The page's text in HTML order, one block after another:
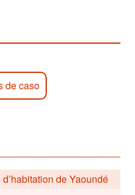
de caso
de Yaoundé